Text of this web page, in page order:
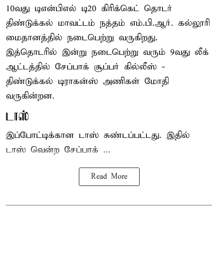
10வது டிஎன்பிஎல் டி20 கிரிக்கெட் தொடர்
திண்டுக்கல் மாவட்டம் நத்தம் எம்.பி.ஆர். கல்லூரி
மைதானத்தில் நடைபெற்று வருகிறது.
இத்தொடரில் இன்று நடைபெற்று வரும் 9வது லீக்
ஆட்டத்தில் சேப்பாக் சூப்பர் கில்லீஸ் -
திண்டுக்கல் டிராகன்ஸ் அணிகள் மோதி
வருகின்றன.
டாஸ்
இப்போட்டிக்கான டாஸ் சுண்டப்பட்டது. இதில்
டாஸ் வென்ற சேப்பாக் ...
Read More